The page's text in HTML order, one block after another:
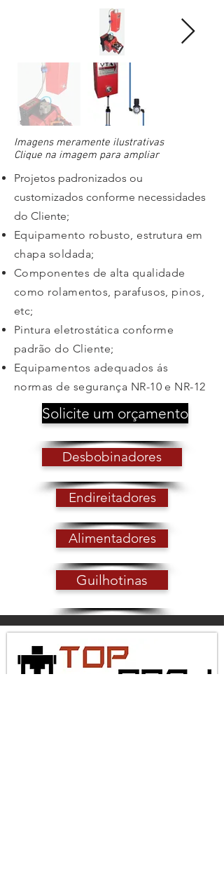
Imagens meramente ilustrativas
Clique na imagem para ampliar
Projetos padronizados ou
customizados conforme necessidades
do Cliente;
Equipamento robusto, estrutura em
chapa soldada;
Componentes de alta qualidade
como rolamentos, parafusos, pinos,
etc;
Pintura eletrostática conforme
padrão do Cliente;
Equipamentos adequados ás
normas de segurança NR-10 e NR-12
Solicite um orçamento
Desbobinadores
Endireitadores
Alimentadores
Guilhotinas